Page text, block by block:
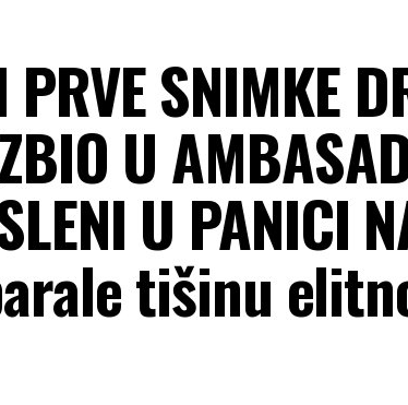
SNIMKE
U
U PANICI
tišinu